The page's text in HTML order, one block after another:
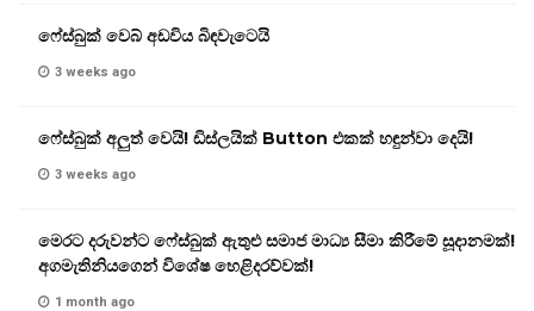
ෆේස්බුක් වෙබ් අඩවිය බිඳවැටෙයි
3 weeks ago
ෆේස්බුක් අලුත් වෙයි! ඩිස්ලයික් Button එකක් හඳුන්වා දෙයි!
3 weeks ago
මෙරට දරුවන්ට ෆේස්බුක් ඇතුළු සමාජ මාධ්‍ය සීමා කිරීමේ සූදානමක්!
අගමැතිනියගෙන් විශේෂ හෙළිදරව්වක්!
1 month ago